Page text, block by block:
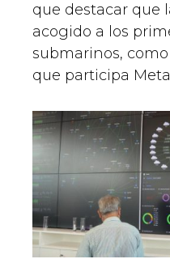
que destacar que
acogido a los
submarinos,
que participa